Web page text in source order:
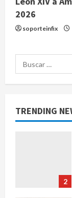
2026
soporteinfix
Buscar:
TRENDING 1
2